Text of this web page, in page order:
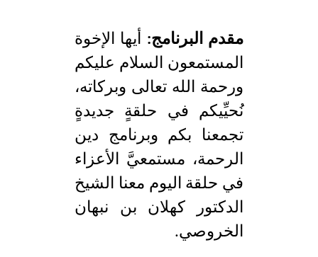
مقدم البرنامج: أيها الإخوة
المستمعون السلام عليكم
ورحمة الله تعالى وبركاته،
نُحيِّيكم في حلقةٍ جديدةٍ
تجمعنا بكم وبرنامج دين
الرحمة، مستمعيَّ الأعزاء
في حلقة اليوم معنا الشيخ
الدكتور كهلان بن نبهان
الخروصي.